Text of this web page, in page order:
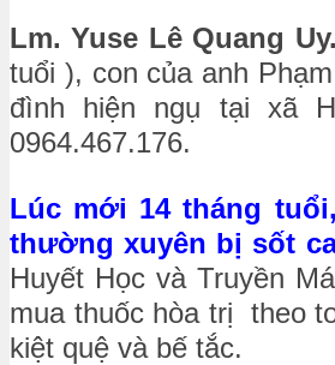
Lm. Yuse Lê Quang
tuổi ), con của anh
đình hiện ngụ tại xã
0964.467.176.
Lúc mới 14 tháng
thường xuyên bị sốt
Huyết Học và Truyền
mua thuốc hòa trị theo
kiệt quệ và bế tắc.